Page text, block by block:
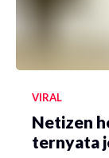
VIRAL
Netizen
ternyata